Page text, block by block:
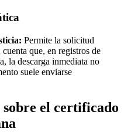
Permite la solicitud
que, en registros de
, la descarga inmediata no
suele enviarse
el certificado